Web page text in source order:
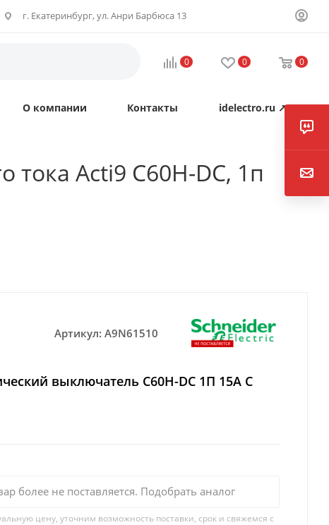
г. Екатеринбург, ул. Анри Барбюса 13
0 0 0
О компании Контакты idelectro.ru ↗
Acti9 C60H-DC, 1п
Артикул: A9N61510
выключатель C60H-DC 1П 15А C
более не поставляется. Подобрать аналог
цену, уточним возможность поставки, срок и свяжемся с